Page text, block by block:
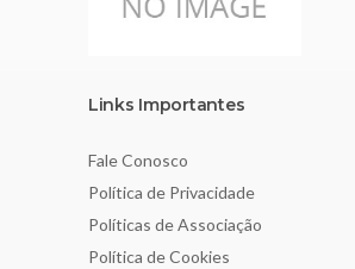
Links Importantes
Fale Conosco
Política de Privacidade
Políticas de Associação
Política de Cookies